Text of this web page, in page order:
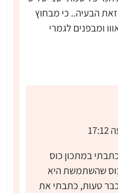
הבעיה.. כי מבחוץ
ומבפנים לגמרי
במתכון כוס
הכוס שהשתמשת היא
וזו כבר טעות, כתבתי את